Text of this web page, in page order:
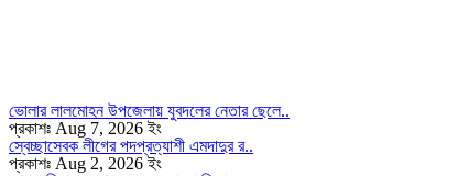
ভোলার লালমোহন উপজেলায় যুবদলের নেতার ছেলে..
প্রকাশঃ Aug 7, 2026 ইং
স্বেচ্ছাসেবক লীগের পদপ্রত্যাশী এমদাদুর র..
প্রকাশঃ Aug 2, 2026 ইং